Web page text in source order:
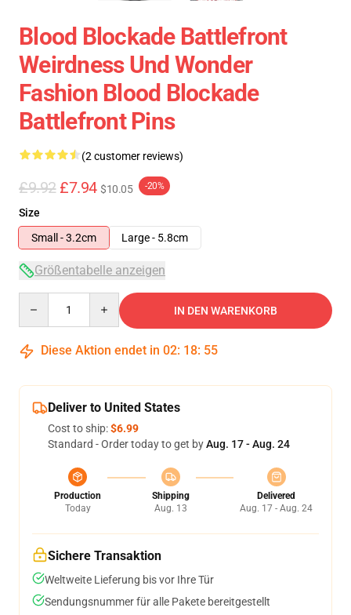
Blood Blockade Battlefront
Weirdness Und Wonder
Fashion Blood Blockade
Battlefront Pins
(2 customer reviews)
£9.92 £7.94 $10.05 -20%
Size
Small - 3.2cm
Large - 5.8cm
Größentabelle anzeigen
IN DEN WARENKORB
Diese Aktion endet in 02: 18: 55
Deliver to United States
Cost to ship:$6.99
Standard - Order today to get byAug. 17 - Aug. 24
Production
Today
Shipping
Aug. 13
Delivered
Aug. 17 - Aug. 24
Sichere Transaktion
Weltweite Lieferung bis vor Ihre Tür
Sendungsnummer für alle Pakete bereitgestellt